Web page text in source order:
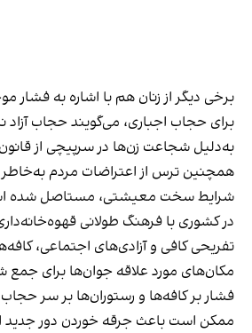
برخی دیگر از زنان هم با اشاره به فشار
برای حجاب اجباری، می‌گویند حجاب
به‌دلیل شجاعت زن‌ها در سرپیچی از
همچنین ترس از اعتراضات مردم
شرایط سخت معیشتی، مستاصل شده
در کشوری با فرهنگ طولانی
تفریحی کافی و آزادی‌های اجتماعی،
مکان‌های مورد علاقه جوان‌ها برای جمع
فشار بر کافه‌ها و رستوران‌ها بر سر حجاب
ممکن است باعث جرقه خوردن دور